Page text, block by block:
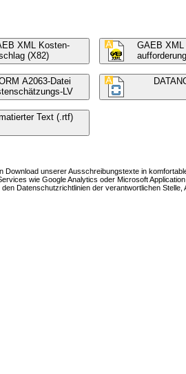
XML Kosten-
(X82)
GAEB XML
A2063-Datei
LV
Text (.rtf)
unserer Ausschreibungstexte in
wie Google Analytics oder Microsoft Application
Datenschutzrichtlinien der verantwortlichen Stelle,